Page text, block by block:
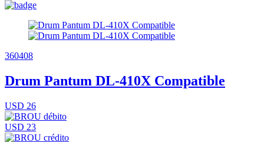
360408
Drum Pantum DL-410X Compatible
USD 26
USD 23